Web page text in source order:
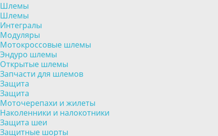
Шлемы
Шлемы
Интегралы
Модуляры
Мотокроссовые шлемы
Эндуро шлемы
Открытые шлемы
Запчасти для шлемов
Защита
Защита
Моточерепахи и жилеты
Наколенники и налокотники
Защита шеи
Защитные шорты